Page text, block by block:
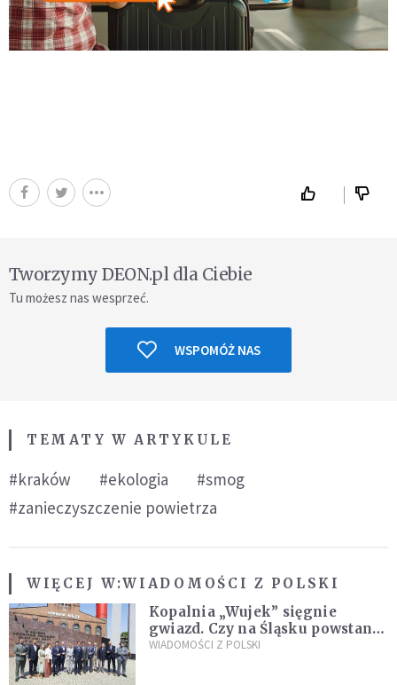
Tworzymy DEON.pl dla Ciebie
Tu możesz nas wesprzeć.
WSPOMÓŻ NAS
TEMATY W ARTYKULE
#kraków #ekologia
#smog
#zanieczyszczenie powietrza
WIĘCEJ W:WIADOMOŚCI Z POLSKI
Kopalnia „Wujek” sięgnie
gwiazd. Czy na Śląsku powstanie
„Dolina Krzemowa”?
WIADOMOŚCI Z POLSKI